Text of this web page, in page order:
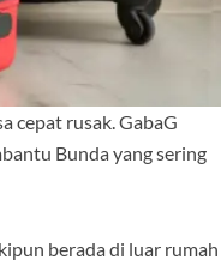
cepat rusak. GabaG
Bunda yang sering
berada di luar rumah